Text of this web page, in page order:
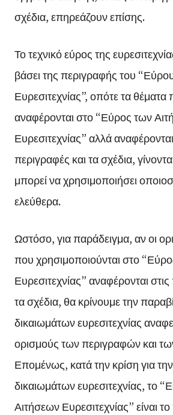
σχέδια, επηρεάζουν επίσης.
Το τεχνικό εύρος της
βάσει της περιγραφής του
Ευρεσιτεχνίας”, οπότε τα θέματα
αναφέρονται στο “Εύρος των
Ευρεσιτεχνίας” αλλά
περιγραφές και τα σχέδια,
μπορεί να χρησιμοποιήσει
ελεύθερα.
Ωστόσο, για παράδειγμα, αν οι
που χρησιμοποιούνται στο
Ευρεσιτεχνίας” αναφέρονται
τα σχέδια, θα κρίνουμε την
δικαιωμάτων ευρεσιτεχνίας
ορισμούς των περιγραφών και
Επομένως, κατά την κρίση για
δικαιωμάτων ευρεσιτεχνίας, το
Αιτήσεων Ευρεσιτεχνίας” είναι